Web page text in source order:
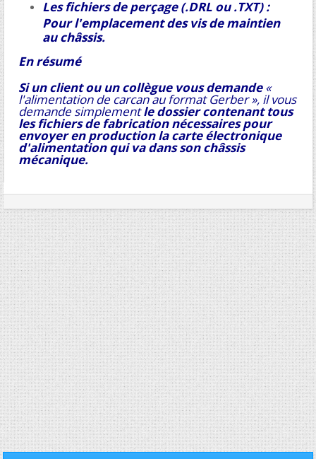
Les fichiers de perçage (.DRL ou .TXT) :
Pour l'emplacement des vis de maintien
au châssis.
En résumé
Si un client ou un collègue vous demande«
l'alimentation de carcan au format Gerber », il vous
demande simplementle dossier contenant tous
les fichiers de fabrication nécessaires pour
envoyer en production la carte électronique
d'alimentation qui va dans son châssis
mécanique.